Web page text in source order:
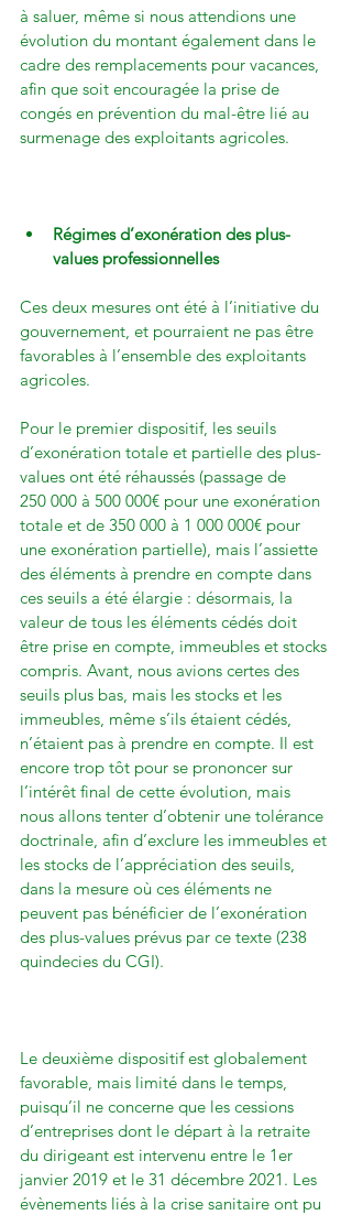
à saluer, même si nous attendions une
évolution du montant également dans le
cadre des remplacements pour vacances,
afin que soit encouragée la prise de
congés en prévention du mal-être lié au
surmenage des exploitants agricoles.
Régimes d’exonération des plus-
values professionnelles
Ces deux mesures ont été à l’initiative du
gouvernement, et pourraient ne pas être
favorables à l’ensemble des exploitants
agricoles.
Pour le premier dispositif, les seuils
d’exonération totale et partielle des plus-
values ont été réhaussés (passage de
250 000 à 500 000€ pour une exonération
totale et de 350 000 à 1 000 000€ pour
une exonération partielle), mais l’assiette
des éléments à prendre en compte dans
ces seuils a été élargie : désormais, la
valeur de tous les éléments cédés doit
être prise en compte, immeubles et stocks
compris. Avant, nous avions certes des
seuils plus bas, mais les stocks et les
immeubles, même s’ils étaient cédés,
n’étaient pas à prendre en compte. Il est
encore trop tôt pour se prononcer sur
l’intérêt final de cette évolution, mais
nous allons tenter d’obtenir une tolérance
doctrinale, afin d’exclure les immeubles et
les stocks de l’appréciation des seuils,
dans la mesure où ces éléments ne
peuvent pas bénéficier de l’exonération
des plus-values prévus par ce texte (238
quindecies du CGI).
Le deuxième dispositif est globalement
favorable, mais limité dans le temps,
puisqu’il ne concerne que les cessions
d’entreprises dont le départ à la retraite
du dirigeant est intervenu entre le 1er
janvier 2019 et le 31 décembre 2021. Les
évènements liés à la crise sanitaire ont pu